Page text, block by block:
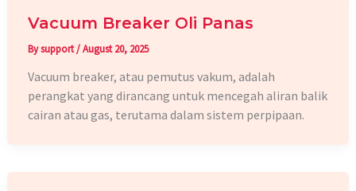
Vacuum Breaker Oli Panas
Bysupport/August 20, 2025
Vacuum breaker, atau pemutus vakum, adalah
perangkat yang dirancang untuk mencegah aliran balik
cairan atau gas, terutama dalam sistem perpipaan.